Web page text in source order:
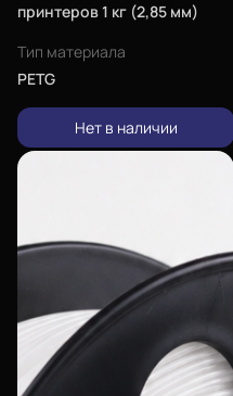
принтеров 1 кг (2,85 мм)
Тип материала
PETG
Нет в наличии